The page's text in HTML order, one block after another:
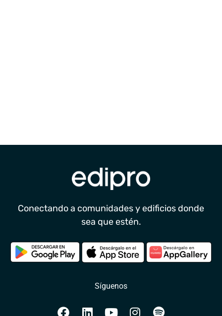
Conectando a comunidades y edificios donde
sea que estén.
Síguenos